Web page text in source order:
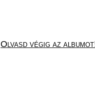
Olvasd végig az